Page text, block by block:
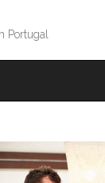
Portugal